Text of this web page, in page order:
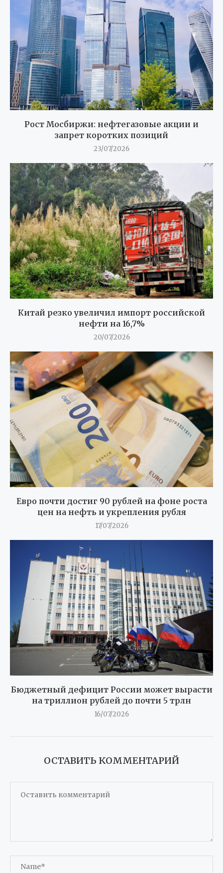
Рост Мосбиржи: нефтегазовые акции и
запрет коротких позиций
23/07/2026
Китай резко увеличил импорт российской
нефти на 16,7%
20/07/2026
Евро почти достиг 90 рублей на фоне роста
цен на нефть и укрепления рубля
17/07/2026
Бюджетный дефицит России может вырасти
на триллион рублей до почти 5 трлн
16/07/2026
ОСТАВИТЬ КОММЕНТАРИЙ